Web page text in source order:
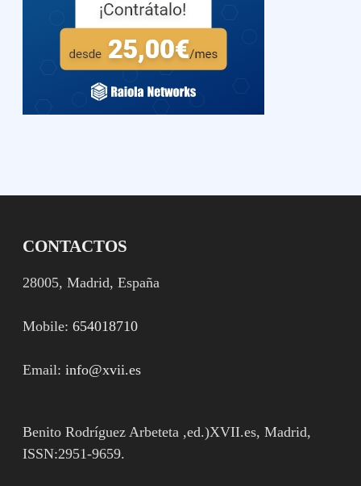
CONTACTOS
28005, Madrid, España
Mobile:654018710
Email:info@xvii.es
Benito Rodríguez Arbeteta ,ed.)XVII.es, Madrid,
ISSN:2951-9659.